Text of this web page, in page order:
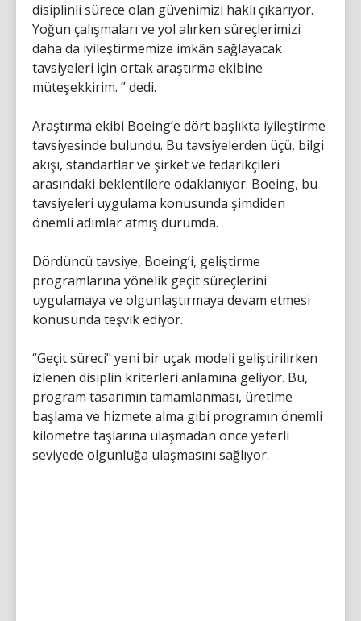
disiplinli sürece olan güvenimizi haklı çıkarıyor.
Yoğun çalışmaları ve yol alırken süreçlerimizi
daha da iyileştirmemize imkân sağlayacak
tavsiyeleri için ortak araştırma ekibine
müteşekkirim. ” dedi.
Araştırma ekibi Boeing’e dört başlıkta iyileştirme
tavsiyesinde bulundu. Bu tavsiyelerden üçü, bilgi
akışı, standartlar ve şirket ve tedarikçileri
arasındaki beklentilere odaklanıyor. Boeing, bu
tavsiyeleri uygulama konusunda şimdiden
önemli adımlar atmış durumda.
Dördüncü tavsiye, Boeing’i, geliştirme
programlarına yönelik geçit süreçlerini
uygulamaya ve olgunlaştırmaya devam etmesi
konusunda teşvik ediyor.
“Geçit süreci" yeni bir uçak modeli geliştirilirken
izlenen disiplin kriterleri anlamına geliyor. Bu,
program tasarımın tamamlanması, üretime
başlama ve hizmete alma gibi programın önemli
kilometre taşlarına ulaşmadan önce yeterli
seviyede olgunluğa ulaşmasını sağlıyor.